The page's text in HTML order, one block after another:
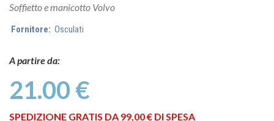
Soffietto e manicotto Volvo
Fornitore: Osculati
A partire da:
21.00 €
SPEDIZIONE GRATIS DA 99,00 € DI SPESA